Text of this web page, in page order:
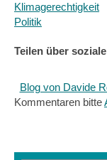
Klimagerechtigkeit
Politik
Teilen über
Blog von Davide
Kommentaren bitte